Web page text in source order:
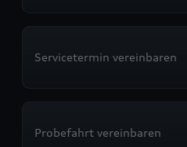
Servicetermin vereinbaren
Probefahrt vereinbaren